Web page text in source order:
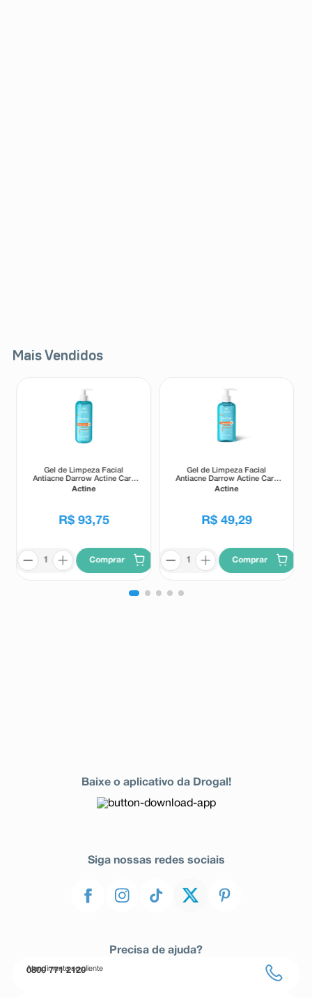
Mais Vendidos
Gel de Limpeza Facial
Antiacne Darrow Actine Care
Alta Tolerância 400g
Actine
R$ 93,75
Comprar
Gel de Limpeza Facial
Antiacne Darrow Actine Care
Alta Tolerância 140g
Actine
R$ 49,29
Comprar
Baixe o aplicativo da Drogal!
Siga nossas redes sociais
Precisa de ajuda?
Atendimento ao cliente
0800 771 2120